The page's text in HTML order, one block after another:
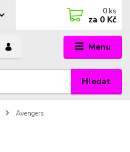
Menu
Hledat
0 ks
za 0 Kč
Avengers